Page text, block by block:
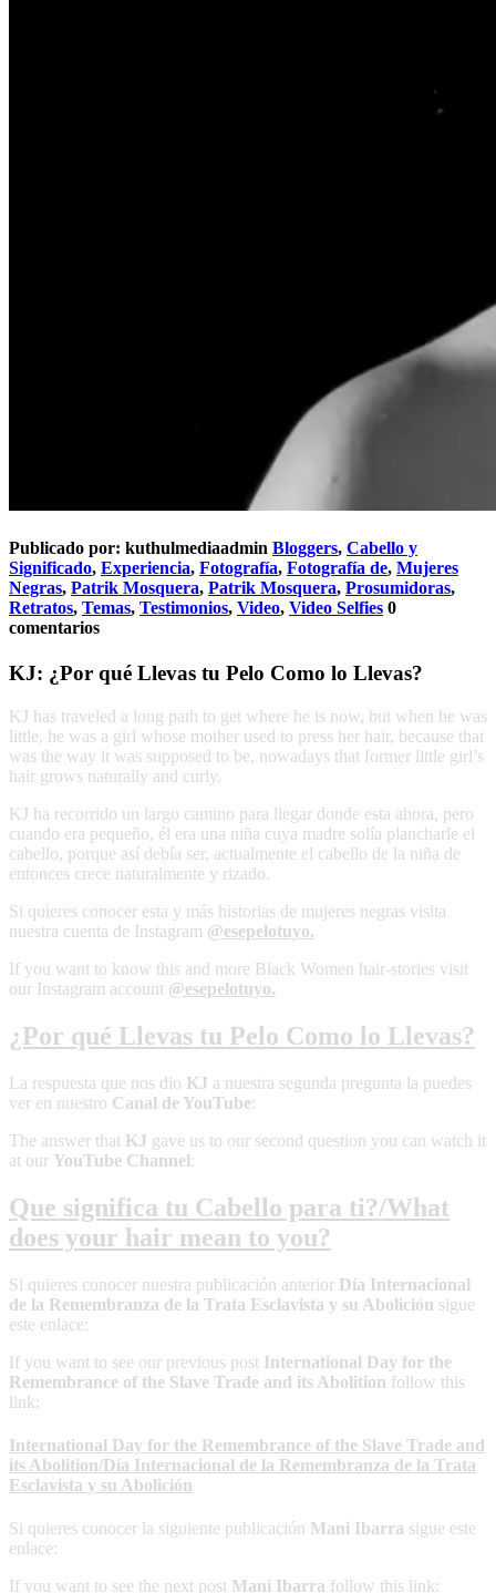
Publicado por: kuthulmediaadmin Bloggers, Cabello y
Significado, Experiencia, Fotografía, Fotografía de, Mujeres
Negras, Patrik Mosquera, Patrik Mosquera, Prosumidoras,
Retratos, Temas, Testimonios, Video, Video Selfies 0
comentarios
KJ: ¿Por qué Llevas tu Pelo Como lo Llevas?
KJ has traveled a long path to get where he is now, but when he was
little, he was a girl whose mother used to press her hair, because that
was the way it was supposed to be, nowadays that former little girl’s
hair grows naturally and curly.
KJ ha recorrido un largo camino para llegar donde esta ahora, pero
cuando era pequeño, él era una niña cuya madre solía plancharle el
cabello, porque así debía ser, actualmente el cabello de la niña de
entonces crece naturalmente y rizado.
Si quieres conocer esta y más historias de mujeres negras visita
nuestra cuenta de Instagram @esepelotuyo.
If you want to know this and more Black Women hair-stories visit
our Instagram account @esepelotuyo.
¿Por qué Llevas tu Pelo Como lo Llevas?
La respuesta que nos dio KJ a nuestra segunda pregunta la puedes
ver en nuestro Canal de YouTube:
The answer that KJ gave us to our second question you can watch it
at our YouTube Channel:
Que significa tu Cabello para ti?/What
does your hair mean to you?
Si quieres conocer nuestra publicación anterior Día Internacional
de la Remembranza de la Trata Esclavista y su Abolición sigue
este enlace:
If you want to see our previous post International Day for the
Remembrance of the Slave Trade and its Abolition follow this
link:
International Day for the Remembrance of the Slave Trade and
its Abolition/Día Internacional de la Remembranza de la Trata
Esclavista y su Abolición
Si quieres conocer la siguiente publicación Mani Ibarra sigue este
enlace:
If you want to see the next post Mani Ibarra follow this link: